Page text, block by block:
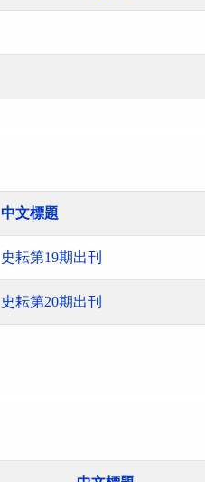
中文標題
史耘第19期出刊
史耘第20期出刊